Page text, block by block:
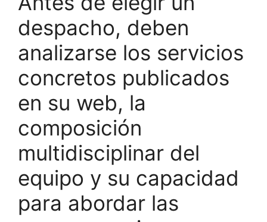
despacho, deben
analizarse los servicios
concretos publicados
en su web, la
composición
multidisciplinar del
equipo y su capacidad
para abordar las